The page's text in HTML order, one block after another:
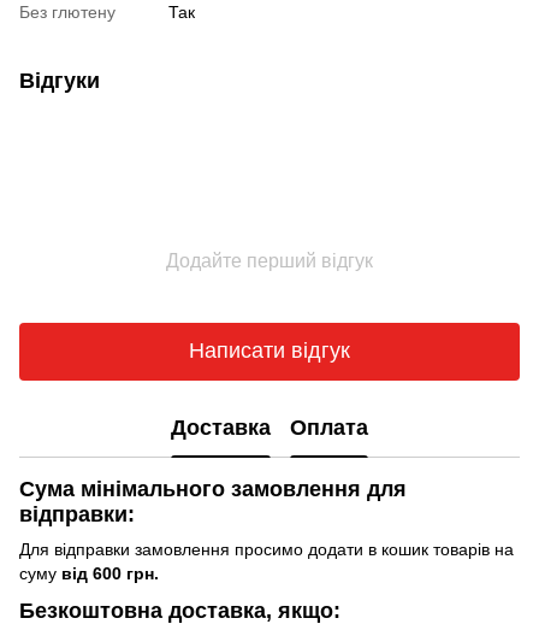
Без глютену Так
Відгуки
Додайте перший відгук
Написати відгук
Доставка Оплата
Сума мінімального замовлення для
відправки:
Для відправки замовлення просимо додати в кошик товарів на
суму від 600 грн.
Безкоштовна доставка, якщо: